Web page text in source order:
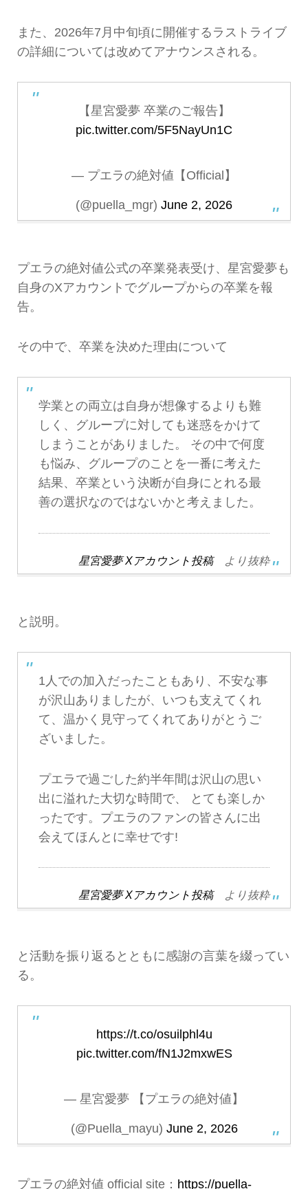
また、2026年7月中旬頃に開催するラストライブ
の詳細については改めてアナウンスされる。
【星宮愛夢 卒業のご報告】
pic.twitter.com/5F5NayUn1C
— プエラの絶対値【Official】
(@puella_mgr) June 2, 2026
プエラの絶対値公式の卒業発表受け、星宮愛夢も
自身のXアカウントでグループからの卒業を報
告。
その中で、卒業を決めた理由について
学業との両立は自身が想像するよりも難
しく、グループに対しても迷惑をかけて
しまうことがありました。 その中で何度
も悩み、グループのことを一番に考えた
結果、卒業という決断が自身にとれる最
善の選択なのではないかと考えました。
星宮愛夢 Xアカウント投稿より抜粋
と説明。
1人での加入だったこともあり、不安な事
が沢山ありましたが、いつも支えてくれ
て、温かく見守ってくれてありがとうご
ざいました。
プエラで過ごした約半年間は沢山の思い
出に溢れた大切な時間で、 とても楽しか
ったです。プエラのファンの皆さんに出
会えてほんとに幸せです!
星宮愛夢 Xアカウント投稿より抜粋
と活動を振り返るとともに感謝の言葉を綴ってい
る。
https://t.co/osuilphl4u
pic.twitter.com/fN1J2mxwES
— 星宮愛夢 【プエラの絶対値】
(@Puella_mayu) June 2, 2026
プエラの絶対値 official site： https://puella-